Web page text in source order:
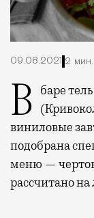
09.08.2021 2
В баре тель-авивской кухни Flaner
виниловые
подобрана
меню —
рассчитано